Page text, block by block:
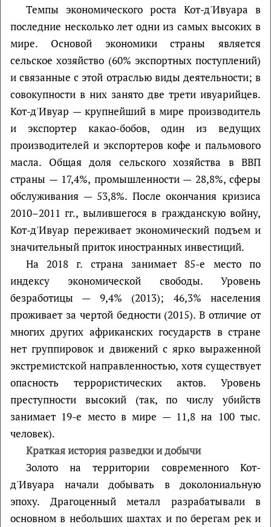
Темпы экономического роста Кот-д'Ивуара в
последние несколько лет одни из самых высоких в
мире. Основой экономики страны является
сельское хозяйство (60% экспортных поступлений)
и связанные с этой отраслью виды деятельности; в
совокупности в них занято две трети ивуарийцев.
Кот-д'Ивуар — крупнейший в мире производитель
и экспортер какао-бобов, один из ведущих
производителей и экспортеров кофе и пальмового
масла. Общая доля сельского хозяйства в ВВП
страны — 17,4%, промышленности — 28,8%, сферы
обслуживания — 53,8%. После окончания кризиса
2010–2011 гг., вылившегося в гражданскую войну,
Кот-д'Ивуар переживает экономический подъем и
значительный приток иностранных инвестиций.
На 2018 г. страна занимает 85-е место по
индексу экономической свободы. Уровень
безработицы — 9,4% (2013); 46,3% населения
проживает за чертой бедности (2015). В отличие от
многих других африканских государств в стране
нет группировок и движений с ярко выраженной
экстремистской направленностью, хотя существует
опасность террористических актов. Уровень
преступности высокий (так, по числу убийств
занимает 19-е место в мире — 11,8 на 100 тыс.
человек).
Краткая история разведки и добычи
Золото на территории современного Кот-
д'Ивуара начали добывать в доколониальную
эпоху. Драгоценный металл разрабатывали в
основном в небольших шахтах и по берегам рек и